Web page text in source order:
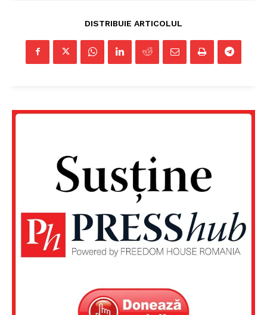
DISTRIBUIE ARTICOLUL